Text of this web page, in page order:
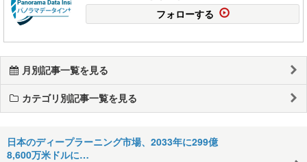
フォローする
月別記事一覧を見る
カテゴリ別記事一覧を見る
日本のディープラーニング市場、2033年に299億
8,600万米ドルに…